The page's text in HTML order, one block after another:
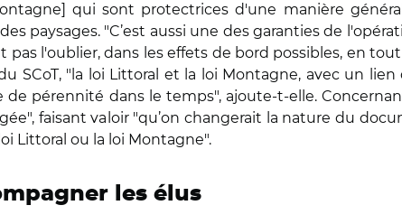
qui sont protectrices d'une manière
paysages. "C’est aussi une des garanties de
pas l'oublier, dans les effets de bord possibles, en
SCoT, "la loi Littoral et la loi Montagne, avec un
de pérennité dans le temps", ajoute-t-elle.
faisant valoir "qu’on changerait la nature du
Littoral ou la loi Montagne".
les élus